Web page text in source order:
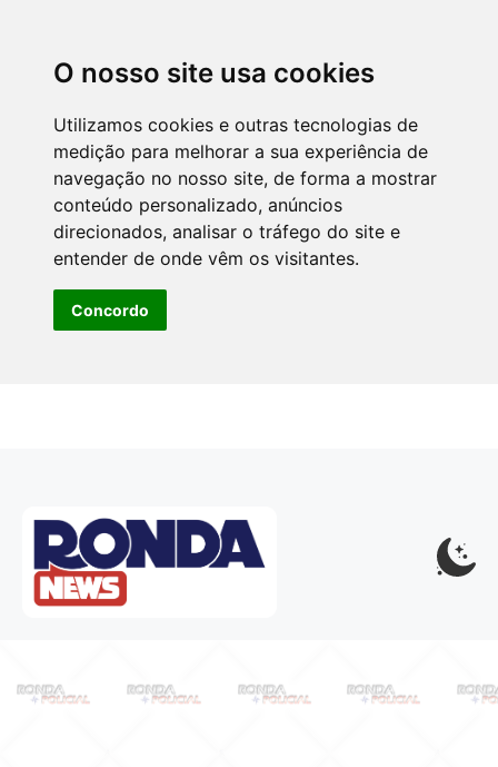
O nosso site usa cookies
Utilizamos cookies e outras tecnologias de
medição para melhorar a sua experiência de
navegação no nosso site, de forma a mostrar
conteúdo personalizado, anúncios
direcionados, analisar o tráfego do site e
entender de onde vêm os visitantes.
Concordo